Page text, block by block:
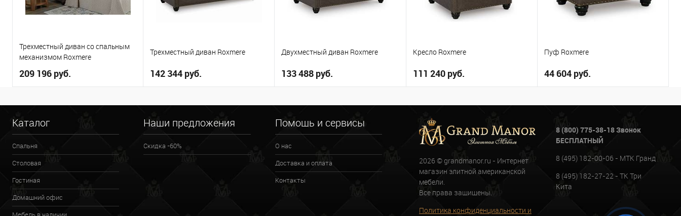
Трехместный диван со спальным
механизмом Roxmere
209 196 руб.
В избранное
Трехместный диван Roxmere
142 344 руб.
В избранное
Двухместный диван Roxmere
133 488 руб.
В избранное
Кресло Roxmere
111 240 руб.
В избранное
Пуф Roxmere
44 604 руб.
В избранное
Каталог
Спальня
Столовая
Гостиная
Домашний офис
Наши предложения
Скидка -60%
Помощь и сервисы
О нас
Доставка и оплата
Контакты
2026 © grandmanor.ru - Интернет
магазин элитной американской
мебели.
Все права защищены.
Политика конфиденциальности и
8 (800) 775-38-18 Звонок
БЕСПЛАТНЫЙ
8 (495) 182-00-06 - МТК Гранд
8 (495) 182-27-22 - ТК Три
Кита